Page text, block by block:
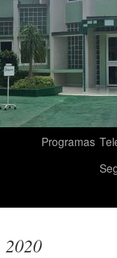
Programas
2020